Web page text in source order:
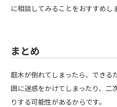
に相談してみることをおすすめし
まとめ
庭木が倒れてしまったら、できる
囲に迷惑をかけてしまったり、二
りする可能性があるからです。